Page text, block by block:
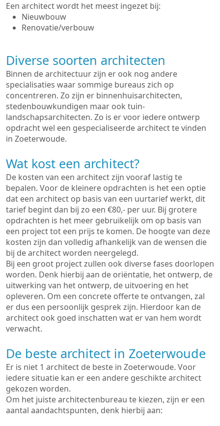
Een architect wordt het meest ingezet bij:
Nieuwbouw
Renovatie/verbouw
Diverse soorten architecten
Binnen de architectuur zijn er ook nog andere
specialisaties waar sommige bureaus zich op
concentreren. Zo zijn er binnenhuisarchitecten,
stedenbouwkundigen maar ook tuin-
landschapsarchitecten. Zo is er voor iedere ontwerp
opdracht wel een gespecialiseerde architect te vinden
in Zoeterwoude.
Wat kost een architect?
De kosten van een architect zijn vooraf lastig te
bepalen. Voor de kleinere opdrachten is het een optie
dat een architect op basis van een uurtarief werkt, dit
tarief begint dan bij zo een €80,- per uur. Bij grotere
opdrachten is het meer gebruikelijk om op basis van
een project tot een prijs te komen. De hoogte van deze
kosten zijn dan volledig afhankelijk van de wensen die
bij de architect worden neergelegd.
Bij een groot project zullen ook diverse fases doorlopen
worden. Denk hierbij aan de oriëntatie, het ontwerp, de
uitwerking van het ontwerp, de uitvoering en het
opleveren. Om een concrete offerte te ontvangen, zal
er dus een persoonlijk gesprek zijn. Hierdoor kan de
architect ook goed inschatten wat er van hem wordt
verwacht.
De beste architect in Zoeterwoude
Er is niet 1 architect de beste in Zoeterwoude. Voor
iedere situatie kan er een andere geschikte architect
gekozen worden.
Om het juiste architectenbureau te kiezen, zijn er een
aantal aandachtspunten, denk hierbij aan: